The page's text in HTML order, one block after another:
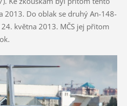
2013. Do oblak se druhý An-148-
května 2013. MČS jej přitom